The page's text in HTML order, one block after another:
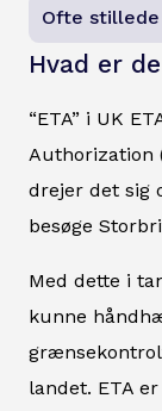
Ofte
Hvad er
“ETA” i UK
Authorization
drejer det sig
besøge
Med dette i
kunne
landet. ETA